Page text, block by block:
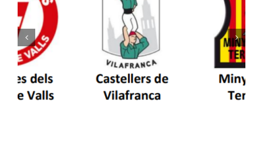
Els Castellers de Vilafranca unieixen tradició i
patrimoni en un viatge de colla a la Vall
d’Aran i a la Vall de Boí